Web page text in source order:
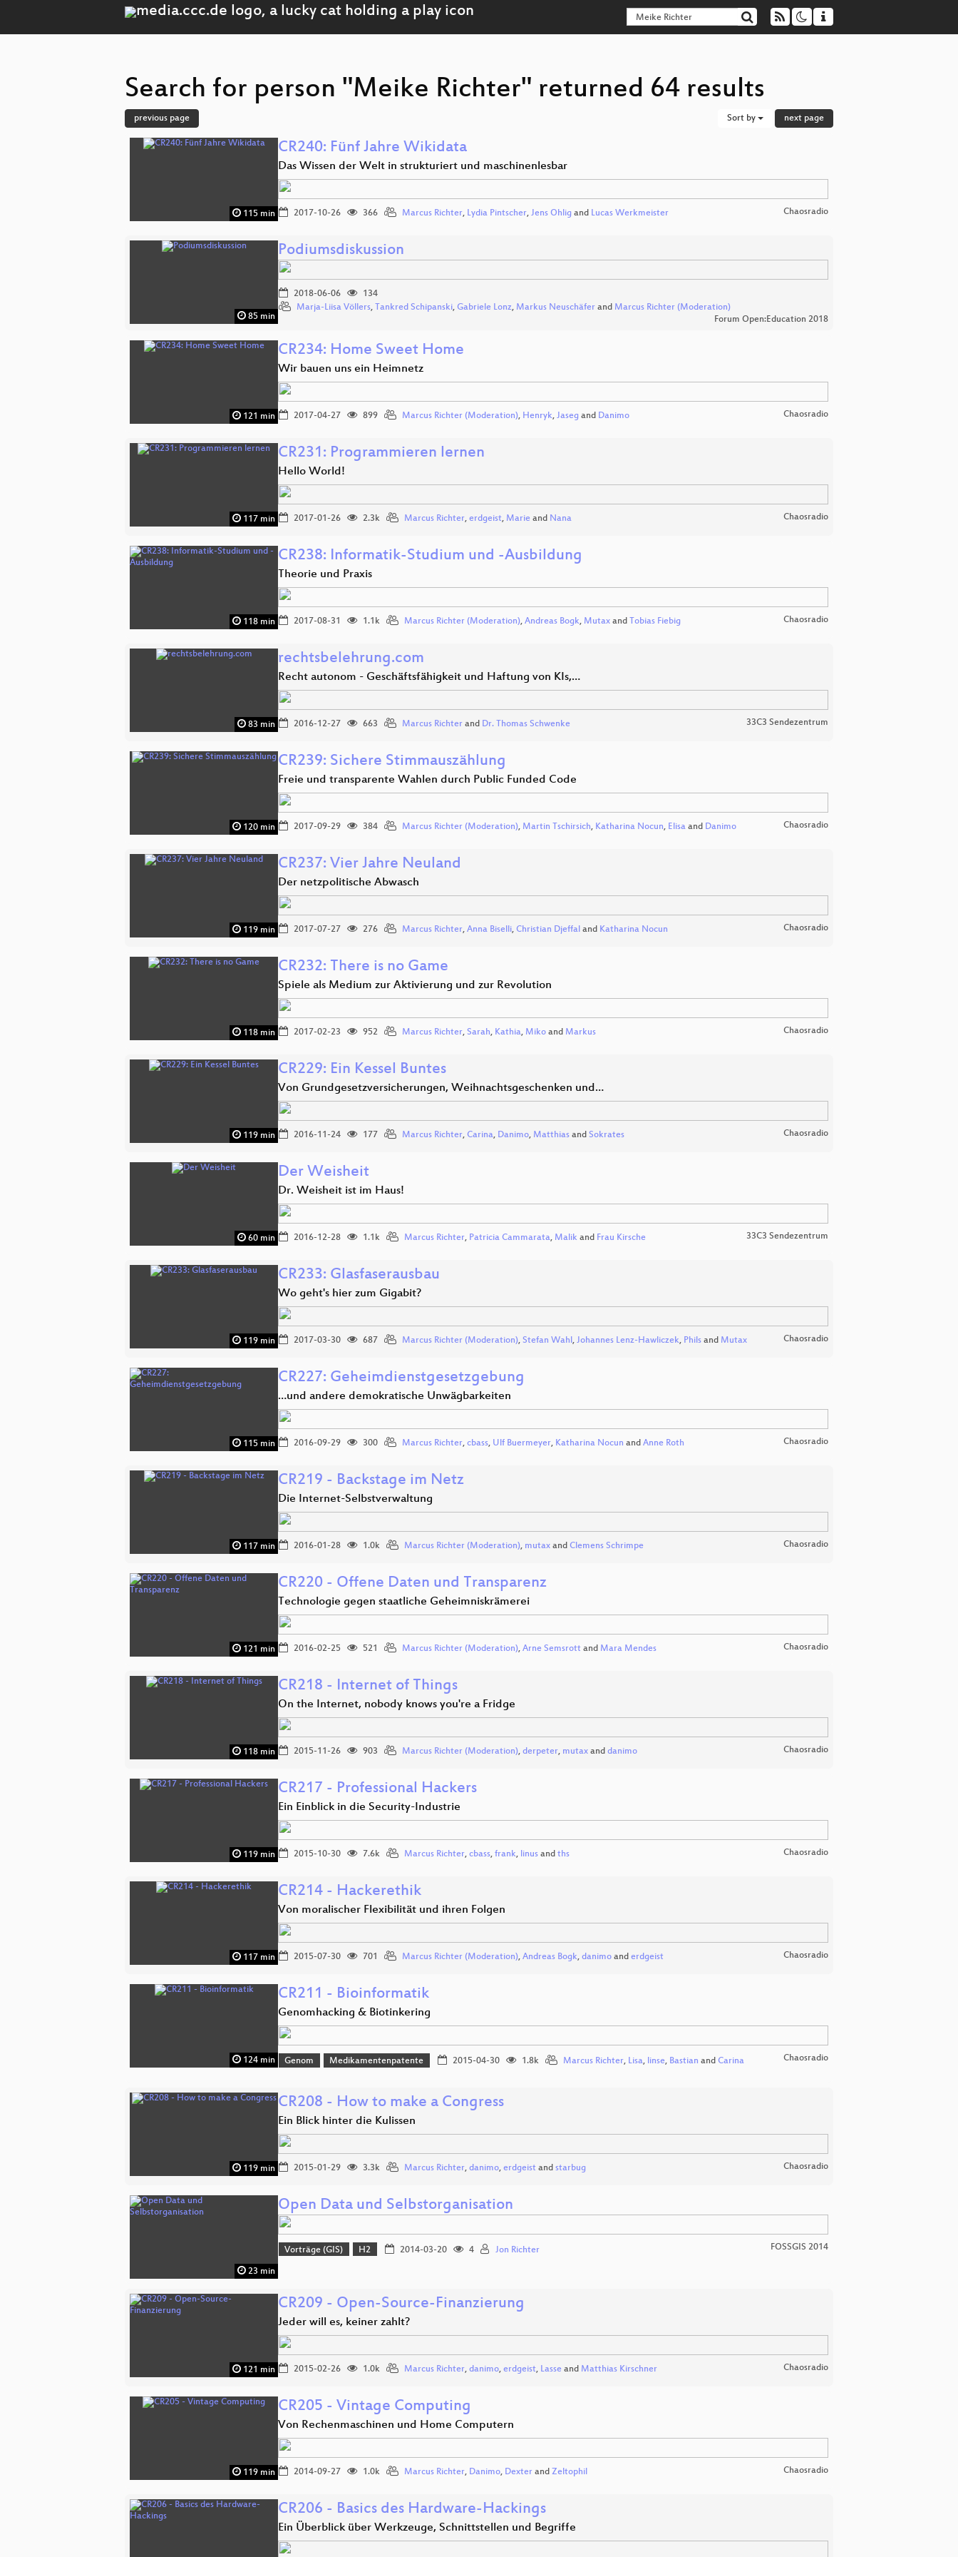
Search for person "Meike Richter" returned 64 results
previous page Sort by next page
115 min
CR240: Fünf Jahre Wikidata
Das Wissen der Welt in strukturiert und maschinenlesbar
2017-10-26 366 Marcus Richter, Lydia Pintscher, Jens Ohlig and Lucas Werkmeister Chaosradio
85 min
Podiumsdiskussion
2018-06-06
134
Marja-Liisa Völlers, Tankred Schipanski, Gabriele Lonz, Markus Neuschäfer and Marcus Richter (Moderation)
Forum Open:Education 2018
121 min
CR234: Home Sweet Home
Wir bauen uns ein Heimnetz
2017-04-27 899 Marcus Richter (Moderation), Henryk, Jaseg and Danimo Chaosradio
117 min
CR231: Programmieren lernen
Hello World!
2017-01-26 2.3k Marcus Richter, erdgeist, Marie and Nana Chaosradio
118 min
CR238: Informatik-Studium und -Ausbildung
Theorie und Praxis
2017-08-31 1.1k Marcus Richter (Moderation), Andreas Bogk, Mutax and Tobias Fiebig Chaosradio
83 min
rechtsbelehrung.com
Recht autonom - Geschäftsfähigkeit und Haftung von KIs,…
2016-12-27 663 Marcus Richter and Dr. Thomas Schwenke 33C3 Sendezentrum
120 min
CR239: Sichere Stimmauszählung
Freie und transparente Wahlen durch Public Funded Code
2017-09-29 384 Marcus Richter (Moderation), Martin Tschirsich, Katharina Nocun, Elisa and Danimo Chaosradio
119 min
CR237: Vier Jahre Neuland
Der netzpolitische Abwasch
2017-07-27 276 Marcus Richter, Anna Biselli, Christian Djeffal and Katharina Nocun Chaosradio
118 min
CR232: There is no Game
Spiele als Medium zur Aktivierung und zur Revolution
2017-02-23 952 Marcus Richter, Sarah, Kathia, Miko and Markus Chaosradio
119 min
CR229: Ein Kessel Buntes
Von Grundgesetzversicherungen, Weihnachtsgeschenken und…
2016-11-24 177 Marcus Richter, Carina, Danimo, Matthias and Sokrates Chaosradio
60 min
Der Weisheit
Dr. Weisheit ist im Haus!
2016-12-28 1.1k Marcus Richter, Patricia Cammarata, Malik and Frau Kirsche 33C3 Sendezentrum
119 min
CR233: Glasfaserausbau
Wo geht's hier zum Gigabit?
2017-03-30 687 Marcus Richter (Moderation), Stefan Wahl, Johannes Lenz-Hawliczek, Phils and Mutax Chaosradio
115 min
CR227: Geheimdienstgesetzgebung
…und andere demokratische Unwägbarkeiten
2016-09-29 300 Marcus Richter, cbass, Ulf Buermeyer, Katharina Nocun and Anne Roth Chaosradio
117 min
CR219 - Backstage im Netz
Die Internet-Selbstverwaltung
2016-01-28 1.0k Marcus Richter (Moderation), mutax and Clemens Schrimpe Chaosradio
121 min
CR220 - Offene Daten und Transparenz
Technologie gegen staatliche Geheimniskrämerei
2016-02-25 521 Marcus Richter (Moderation), Arne Semsrott and Mara Mendes Chaosradio
118 min
CR218 - Internet of Things
On the Internet, nobody knows you're a Fridge
2015-11-26 903 Marcus Richter (Moderation), derpeter, mutax and danimo Chaosradio
119 min
CR217 - Professional Hackers
Ein Einblick in die Security-Industrie
2015-10-30 7.6k Marcus Richter, cbass, frank, linus and ths Chaosradio
117 min
CR214 - Hackerethik
Von moralischer Flexibilität und ihren Folgen
2015-07-30 701 Marcus Richter (Moderation), Andreas Bogk, danimo and erdgeist Chaosradio
124 min
CR211 - Bioinformatik
Genomhacking & Biotinkering
Genom Medikamentenpatente 2015-04-30 1.8k Marcus Richter, Lisa, linse, Bastian and Carina Chaosradio
119 min
CR208 - How to make a Congress
Ein Blick hinter die Kulissen
2015-01-29 3.3k Marcus Richter, danimo, erdgeist and starbug Chaosradio
23 min
Open Data und Selbstorganisation
Vorträge (GIS) H2 2014-03-20 4 Jon Richter FOSSGIS 2014
121 min
CR209 - Open-Source-Finanzierung
Jeder will es, keiner zahlt?
2015-02-26 1.0k Marcus Richter, danimo, erdgeist, Lasse and Matthias Kirschner Chaosradio
119 min
CR205 - Vintage Computing
Von Rechenmaschinen und Home Computern
2014-09-27 1.0k Marcus Richter, Danimo, Dexter and Zeltophil Chaosradio
CR206 - Basics des Hardware-Hackings
Ein Überblick über Werkzeuge, Schnittstellen und Begriffe